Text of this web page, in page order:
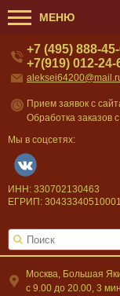
МЕНЮ
Москва, Большая
c 9.00 до 20.00, 3
+7 (495) 888-
+7(919) 012-24-
Прием заявок с
Обработка заказов
Мы в соцсетях:
ИНН: 330702130463
ЕГРИП: